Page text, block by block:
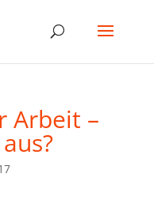
Arbeit –